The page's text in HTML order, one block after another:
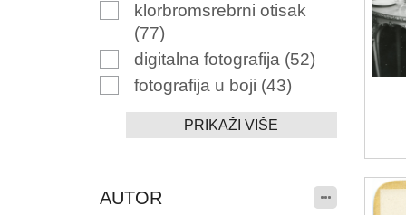
klorbromsrebrni otisak
(77)
digitalna fotografija (52)
fotografija u boji (43)
PRIKAŽI VIŠE
AUTOR